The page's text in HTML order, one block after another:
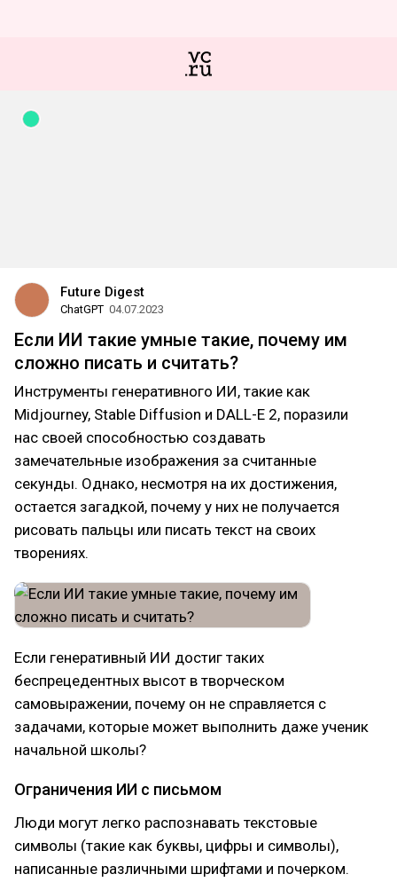
Future Digest
ChatGPT 04.07.2023
Если ИИ такие умные такие, почему им
сложно писать и считать?
Инструменты генеративного ИИ, такие как
Midjourney, Stable Diffusion и DALL-E 2, поразили
нас своей способностью создавать
замечательные изображения за считанные
секунды. Однако, несмотря на их достижения,
остается загадкой, почему у них не получается
рисовать пальцы или писать текст на своих
творениях.
Если генеративный ИИ достиг таких
беспрецедентных высот в творческом
самовыражении, почему он не справляется с
задачами, которые может выполнить даже ученик
начальной школы?
Ограничения ИИ с письмом
Люди могут легко распознавать текстовые
символы (такие как буквы, цифры и символы),
написанные различными шрифтами и почерком.